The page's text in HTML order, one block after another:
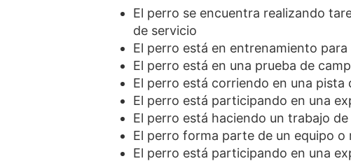
El perro se encuentra realizando
de servicio
El perro está en entrenamiento
El perro está en una prueba de
El perro está corriendo en una pista
El perro está participando en una
El perro está haciendo un trabajo
El perro forma parte de un equipo o
El perro está participando en una